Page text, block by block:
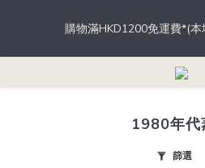
醺醉的酒
購物滿HKD1200免運費*(本
登記成為會員，從此於THE M.C.店
根據香港法律，不得於業務過程中，
醺醉的酒類
1980年代
篩選